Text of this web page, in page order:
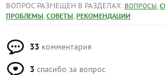
ВОПРОС РАЗМЕЩЕН В РАЗДЕЛАХ: ВОПРОСЫ,
ПРОБЛЕМЫ, СОВЕТЫ, РЕКОМЕНДАЦИИ
33 комментария
3 спасибо за вопрос